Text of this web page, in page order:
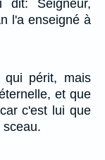
dit: Seigneur,
l'a enseigné à
qui périt, mais
et que
c'est lui que